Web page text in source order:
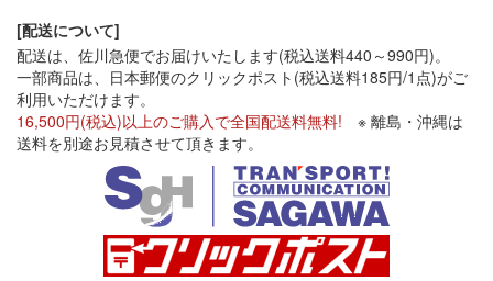
[配送について]
配送は、佐川急便でお届けいたします(税込送料440～990円)。
一部商品は、日本郵便のクリックポスト(税込送料185円/1点)がご
利用いただけます。
16,500円(税込)以上のご購入で全国配送料無料! ※ 離島・沖縄は
送料を別途お見積させて頂きます。